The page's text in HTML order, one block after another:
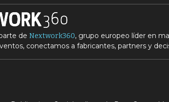
de Nextwork360, grupo europeo líder en
conectamos a fabricantes, partners y